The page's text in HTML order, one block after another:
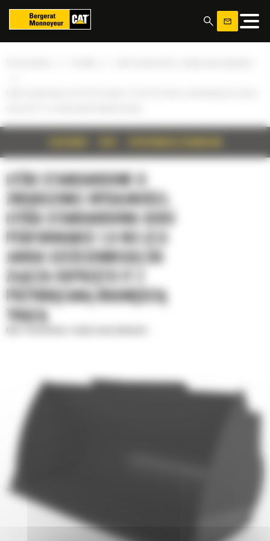
ŁYŻKI STANDARDOWE O
ZWIĘKSZONEJ WYDAJNOŚCI,
ŁYŻKA STANDARDOWA SERII
PERFORMANCE 1,9 M3 (2,5
JARDA SZEŚCIENNEGO) DO
ZŁĄCZA OSPRZĘTU IT Z
PRZYKRĘCANĄ KRAWĘDZIĄ
TNĄCĄ
Panel zarządzania plikami cookies